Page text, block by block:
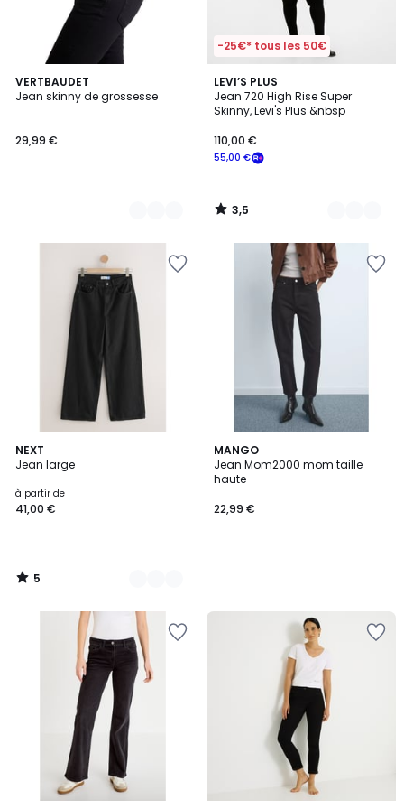
VERTBAUDET
Jean skinny de grossesse
29,99 €
3
Couleurs
-25€* tous les 50€
LEVI’S PLUS
Jean 720 High Rise Super
Skinny, Levi's Plus &nbsp
55,00 €
110,00 €
3,5
/ 5
2
Couleurs
3,5
/
NEXT
Jean large
à partir de
41,00 €
5
/
14
Couleurs
5
/
MANGO
Jean Mom2000 mom taille
haute
22,99 €